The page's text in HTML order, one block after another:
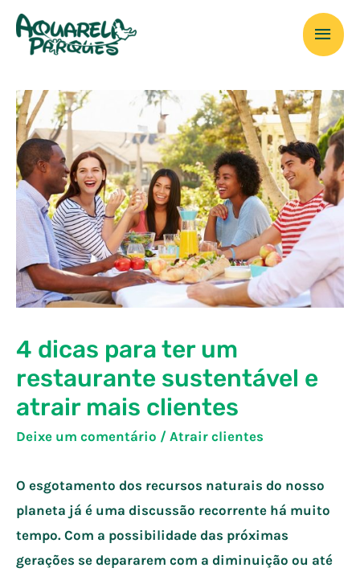
para
conteúdo
4 dicas para ter um
restaurante sustentável e
atrair mais clientes
Deixe um comentário / Atrair clientes
O esgotamento dos recursos naturais do nosso
planeta já é uma discussão recorrente há muito
tempo. Com a possibilidade das próximas
gerações se depararem com a diminuição ou até